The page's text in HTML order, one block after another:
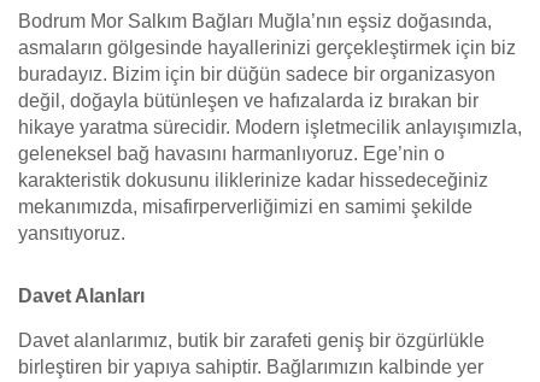
Bodrum Mor Salkım Bağları Muğla’nın eşsiz doğasında,
asmaların gölgesinde hayallerinizi gerçekleştirmek için biz
buradayız. Bizim için bir düğün sadece bir organizasyon
değil, doğayla bütünleşen ve hafızalarda iz bırakan bir
hikaye yaratma sürecidir. Modern işletmecilik anlayışımızla,
geleneksel bağ havasını harmanlıyoruz. Ege’nin o
karakteristik dokusunu iliklerinize kadar hissedeceğiniz
mekanımızda, misafirperverliğimizi en samimi şekilde
yansıtıyoruz.
Davet Alanları
Davet alanlarımız, butik bir zarafeti geniş bir özgürlükle
birleştiren bir yapıya sahiptir. Bağlarımızın kalbinde yer